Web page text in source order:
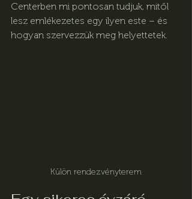
Centerben mi pontosan tudjuk, mitől
lesz emlékezetes egy ilyen este – és
hogyan szervezzük meg helyettetek.
Külön rendezvényterem